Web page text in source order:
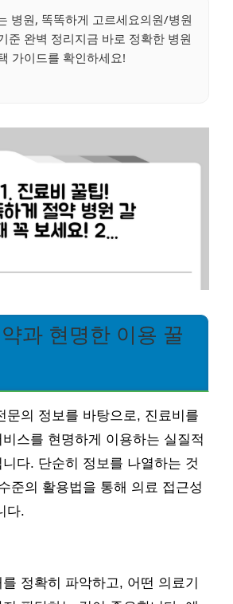
병원, 똑똑하게 고르세요의원/병원
준 완벽 정리지금 바로 정확한 병원
가이드를 확인하세요!
과 현명한 이용 꿀
문의 정보를 바탕으로, 진료비를
스를 현명하게 이용하는 실질적
다. 단순히 정보를 나열하는 것
준의 활용법을 통해 의료 접근성
다.
정확히 파악하고, 어떤 의료기